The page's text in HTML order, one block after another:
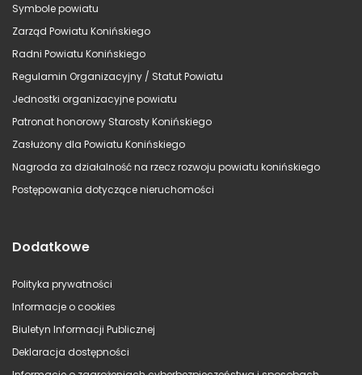
Symbole powiatu
Zarząd Powiatu Konińskiego
Radni Powiatu Konińskiego
Regulamin Organizacyjny / Statut Powiatu
Jednostki organizacyjne powiatu
Patronat honorowy Starosty Konińskiego
Zasłużony dla Powiatu Konińskiego
Nagroda za działalność na rzecz rozwoju powiatu konińskiego
Postępowania dotyczące nieruchomości
Dodatkowe
Polityka prywatności
Informacje o cookies
Biuletyn Informacji Publicznej
Deklaracja dostępności